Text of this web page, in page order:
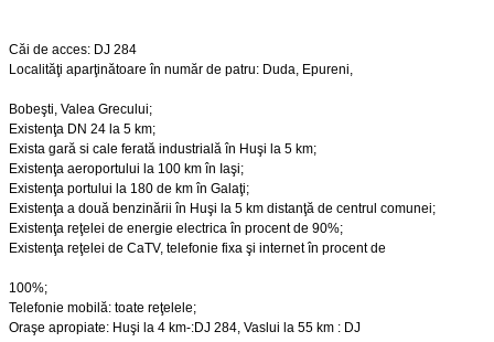
Căi de acces: DJ 284
Localităţi aparţinătoare în număr de patru: Duda, Epureni,
Bobeşti, Valea Grecului;
Existenţa DN 24 la 5 km;
Exista gară si cale ferată industrială în Huşi la 5 km;
Existenţa aeroportului la 100 km în Iaşi;
Existenţa portului la 180 de km în Galaţi;
Existenţa a două benzinării în Huşi la 5 km distanţă de centrul comunei;
Existenţa reţelei de energie electrica în procent de 90%;
Existenţa reţelei de CaTV, telefonie fixa şi internet în procent de
100%;
Telefonie mobilă: toate reţelele;
Oraşe apropiate: Huşi la 4 km-:DJ 284, Vaslui la 55 km : DJ